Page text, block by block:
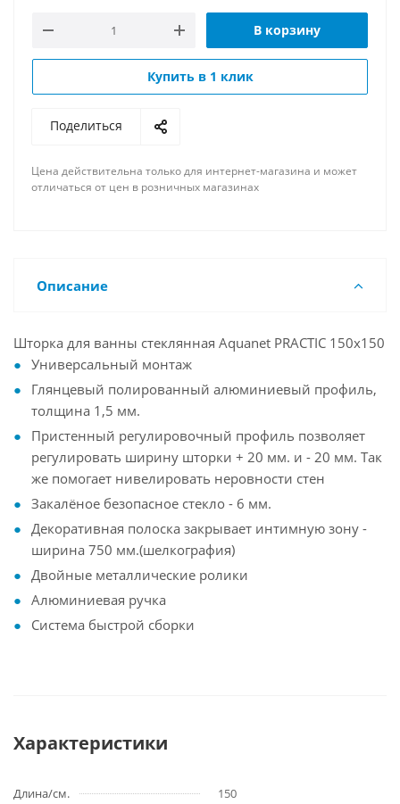
В корзину
Купить в 1 клик
Поделиться
Цена действительна только для интернет-магазина и может
отличаться от цен в розничных магазинах
Описание
Шторка для ванны стеклянная Aquanet PRACTIC 150x150
Универсальный монтаж
Глянцевый полированный алюминиевый профиль,
толщина 1,5 мм.
Пристенный регулировочный профиль позволяет
регулировать ширину шторки + 20 мм. и - 20 мм. Так
же помогает нивелировать неровности стен
Закалёное безопасное стекло - 6 мм.
Декоративная полоска закрывает интимную зону -
ширина 750 мм.(шелкография)
Двойные металлические ролики
Алюминиевая ручка
Система быстрой сборки
Характеристики
Длина/см.
150